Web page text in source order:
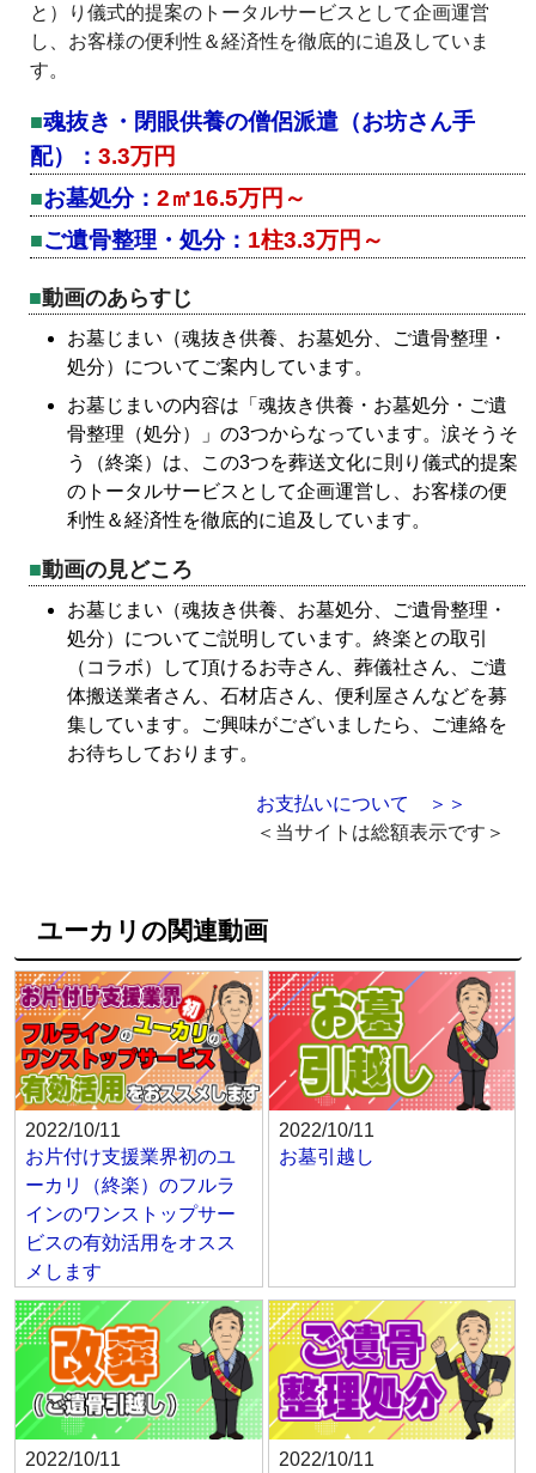
と）り儀式的提案のトータルサービスとして企画運営
し、お客様の便利性＆経済性を徹底的に追及していま
す。
魂抜き・閉眼供養の僧侶派遣（お坊さん手
配）： 3.3万円
お墓処分： 2㎡16.5万円～
ご遺骨整理・処分： 1柱3.3万円～
動画のあらすじ
お墓じまい（魂抜き供養、お墓処分、ご遺骨整理・
処分）についてご案内しています。
お墓じまいの内容は「魂抜き供養・お墓処分・ご遺
骨整理（処分）」の3つからなっています。涙そうそ
う（終楽）は、この3つを葬送文化に則り儀式的提案
のトータルサービスとして企画運営し、お客様の便
利性＆経済性を徹底的に追及しています。
動画の見どころ
お墓じまい（魂抜き供養、お墓処分、ご遺骨整理・
処分）についてご説明しています。終楽との取引
（コラボ）して頂けるお寺さん、葬儀社さん、ご遺
体搬送業者さん、石材店さん、便利屋さんなどを募
集しています。ご興味がございましたら、ご連絡を
お待ちしております。
お支払いについて ＞＞
＜当サイトは総額表示です＞
ユーカリの関連動画
2022/10/11
お片付け支援業界初のユ
ーカリ（終楽）のフルラ
インのワンストップサー
ビスの有効活用をオスス
メします
2022/10/11
お墓引越し
2022/10/11 2022/10/11